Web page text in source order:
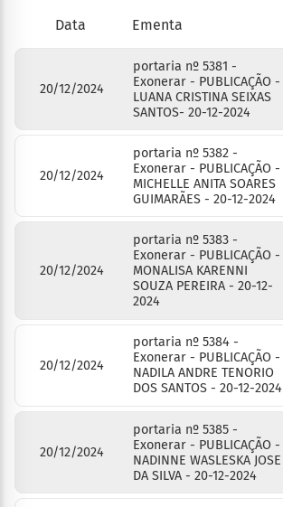
Data Ementa
20/12/2024
portaria nº 5381 -
Exonerar - PUBLICAÇÃO -
LUANA CRISTINA SEIXAS
SANTOS- 20-12-2024
20/12/2024
portaria nº 5382 -
Exonerar - PUBLICAÇÃO -
MICHELLE ANITA SOARES
GUIMARÃES - 20-12-2024
20/12/2024
portaria nº 5383 -
Exonerar - PUBLICAÇÃO -
MONALISA KARENNI
SOUZA PEREIRA - 20-12-
2024
20/12/2024
portaria nº 5384 -
Exonerar - PUBLICAÇÃO -
NADILA ANDRE TENORIO
DOS SANTOS - 20-12-2024
20/12/2024
portaria nº 5385 -
Exonerar - PUBLICAÇÃO -
NADINNE WASLESKA JOSE
DA SILVA - 20-12-2024